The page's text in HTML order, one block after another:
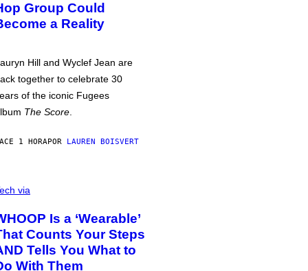
Group Could
a Reality
Hill and Wyclef Jean are
together to celebrate 30
of the iconic Fugees
The Score
1 HORAPOR LAUREN BOISVERT
via
Is a ‘Wearable’
Counts Your Steps
Tells You What to
With Them